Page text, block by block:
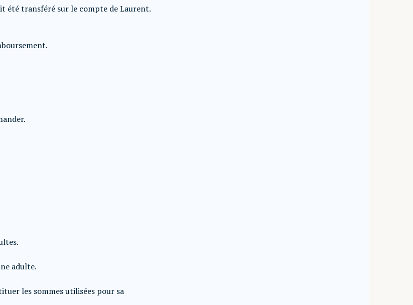
été transféré sur le compte de Laurent.
adulte.
les sommes utilisées pour sa